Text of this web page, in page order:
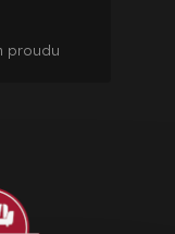
proudu